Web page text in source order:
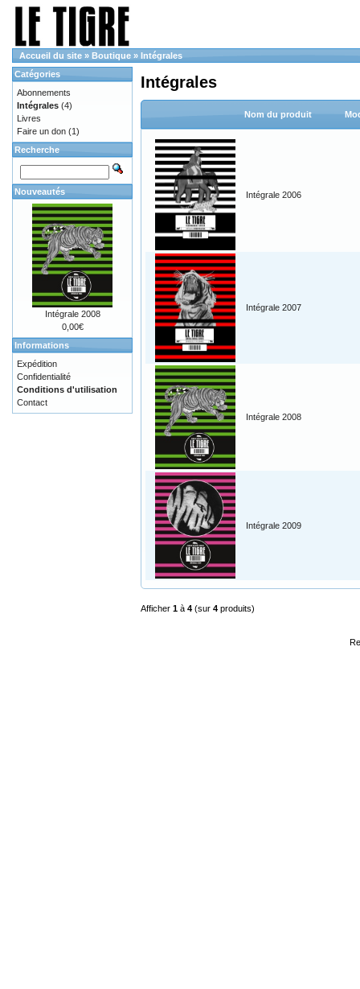
Accueil du site » Boutique » Intégrales
Intégrales
Nom du produit
Intégrale 2006
Intégrale 2007
Intégrale 2008
Intégrale 2009
Afficher 1 à 4 (sur 4 produits)
Catégories
Abonnements
Intégrales (4)
Livres
Faire un don (1)
Recherche
Nouveautés
Intégrale 2008
0,00€
Informations
Expédition
Confidentialité
Conditions d'utilisation
Contact